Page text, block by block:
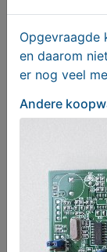
HP Toner
Canon L350
€ 25,00
Opgevraagde
en daarom
er nog veel
Andere